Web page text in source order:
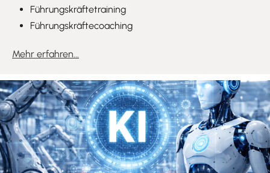
Führungskräftetraining
Führungskräftecoaching
Mehr erfahren...